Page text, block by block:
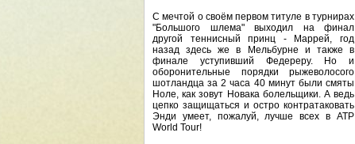
С мечтой о своём первом титуле в турнирах
"Большого шлема" выходил на финал
другой теннисный принц - Маррей, год
назад здесь же в Мельбурне и также в
финале уступивший Федереру. Но и
оборонительные порядки рыжеволосого
шотландца за 2 часа 40 минут были смяты
Ноле, как зовут Новака болельщики. А ведь
цепко защищаться и остро контратаковать
Энди умеет, пожалуй, лучше всех в ATP
World Tour!